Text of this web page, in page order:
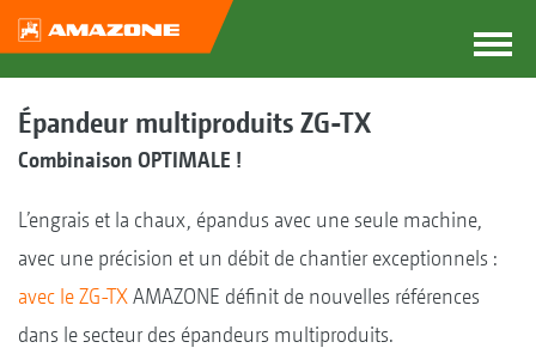
Épandeur multiproduits ZG-TX
Combinaison OPTIMALE !
L’engrais et la chaux, épandus avec une seule machine,
avec une précision et un débit de chantier exceptionnels :
avec le ZG-TXAMAZONE définit de nouvelles références
dans le secteur des épandeurs multiproduits.